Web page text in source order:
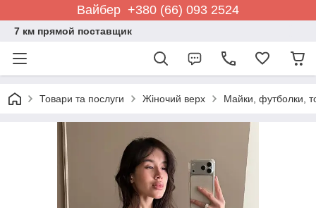
Вайбер +380 (66) 093 2524
7 км прямой поставщик
Товари та послуги Жіночий верх Майки, футболки,